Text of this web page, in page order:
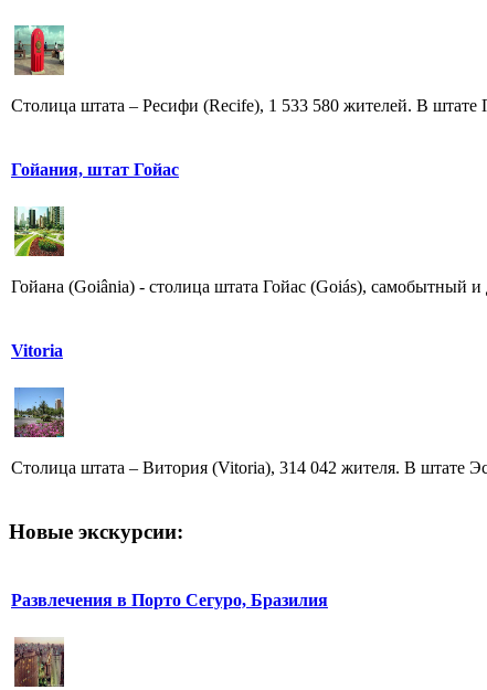
Столица штата – Ресифи (Recife), 1 533 580 жителей. В
Гойания, штат Гойас
Гойана (Goiânia) - столица штата Гойас (Goiás), самобытный
Vitoria
Столица штата – Витория (Vitoria), 314 042 жителя. В штате
Новые экскурсии:
Развлечения в Порто Сегуро, Бразилия